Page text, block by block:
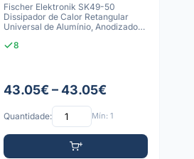
Fischer Elektronik SK49-50
Dissipador de Calor Retangular
Universal de Alumínio, Anodizado
8
43.05€ – 43.05€
Quantidade: Mín: 1